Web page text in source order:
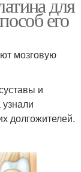
его
мозговую
и
долгожителей.